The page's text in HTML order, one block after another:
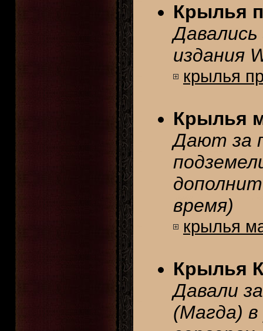
Крылья
Давались
издания
крылья
Крылья
Дают за
время)
крылья
Крылья
Давали
(Магда) в